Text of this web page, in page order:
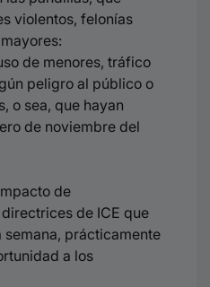
violentos, felonías
de menores, tráfico
peligro al público o
o sea, que hayan
de noviembre del
de
directrices de ICE que
semana, prácticamente
a los